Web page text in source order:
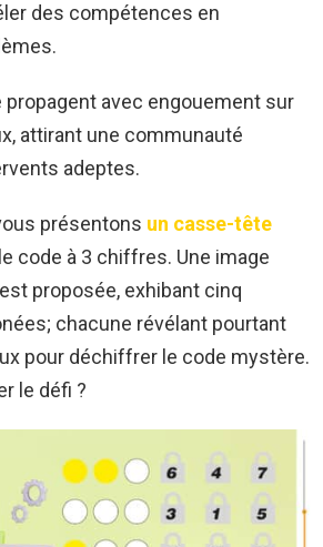
des compétences en
propagent avec engouement sur
attirant une communauté
adeptes.
présentons un casse-tête
code à 3 chiffres. Une image
proposée, exhibant cinq
chacune révélant pourtant
pour déchiffrer le code mystère.
le défi ?